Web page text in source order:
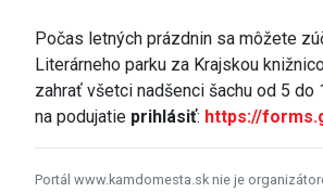
Počas letných prázdnin sa môžete
Literárneho parku za Krajskou
zahrať všetci nadšenci šachu od 5
na podujatie prihlásiť: https://
Portál www.kamdomesta.sk nie je